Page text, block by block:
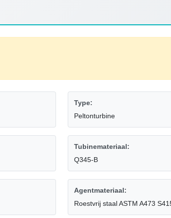
Type:
Peltonturbine
Tubinemateriaal:
Q345-B
Agentmateriaal:
Roestvrij staal ASTM A473